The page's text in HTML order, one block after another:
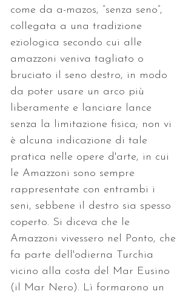
come da a-mazos, “senza seno”,
collegata a una tradizione
eziologica secondo cui alle
amazzoni veniva tagliato o
bruciato il seno destro, in modo
da poter usare un arco più
liberamente e lanciare lance
senza la limitazione fisica; non vi
è alcuna indicazione di tale
pratica nelle opere d'arte, in cui
le Amazzoni sono sempre
rappresentate con entrambi i
seni, sebbene il destro sia spesso
coperto. Si diceva che le
Amazzoni vivessero nel Ponto, che
fa parte dell'odierna Turchia
vicino alla costa del Mar Eusino
(il Mar Nero). Lì formarono un